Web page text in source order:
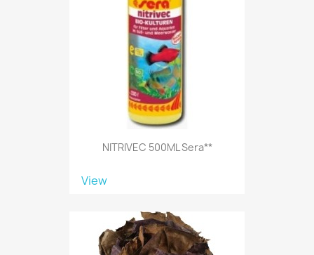
NITRIVEC 500ML Sera**
View